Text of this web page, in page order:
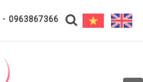
- 0963867366